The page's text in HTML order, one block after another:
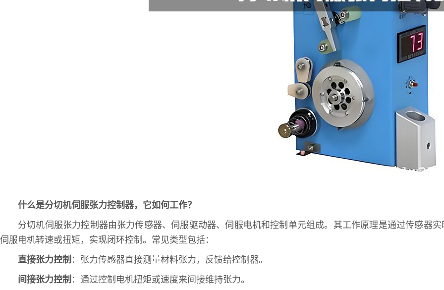
什么是分切机伺服张力控制器，它如何工作？
分切机伺服张力控制器由张力传感器、伺服驱动器、伺服电机和控制单元组成。其工作原理是通过传感器
伺服电机转速或扭矩，实现闭环控制。常见类型包括：
直接张力控制 ：张力传感器直接测量材料张力，反馈给控制器。
间接张力控制 ：通过控制电机扭矩或速度来间接维持张力。